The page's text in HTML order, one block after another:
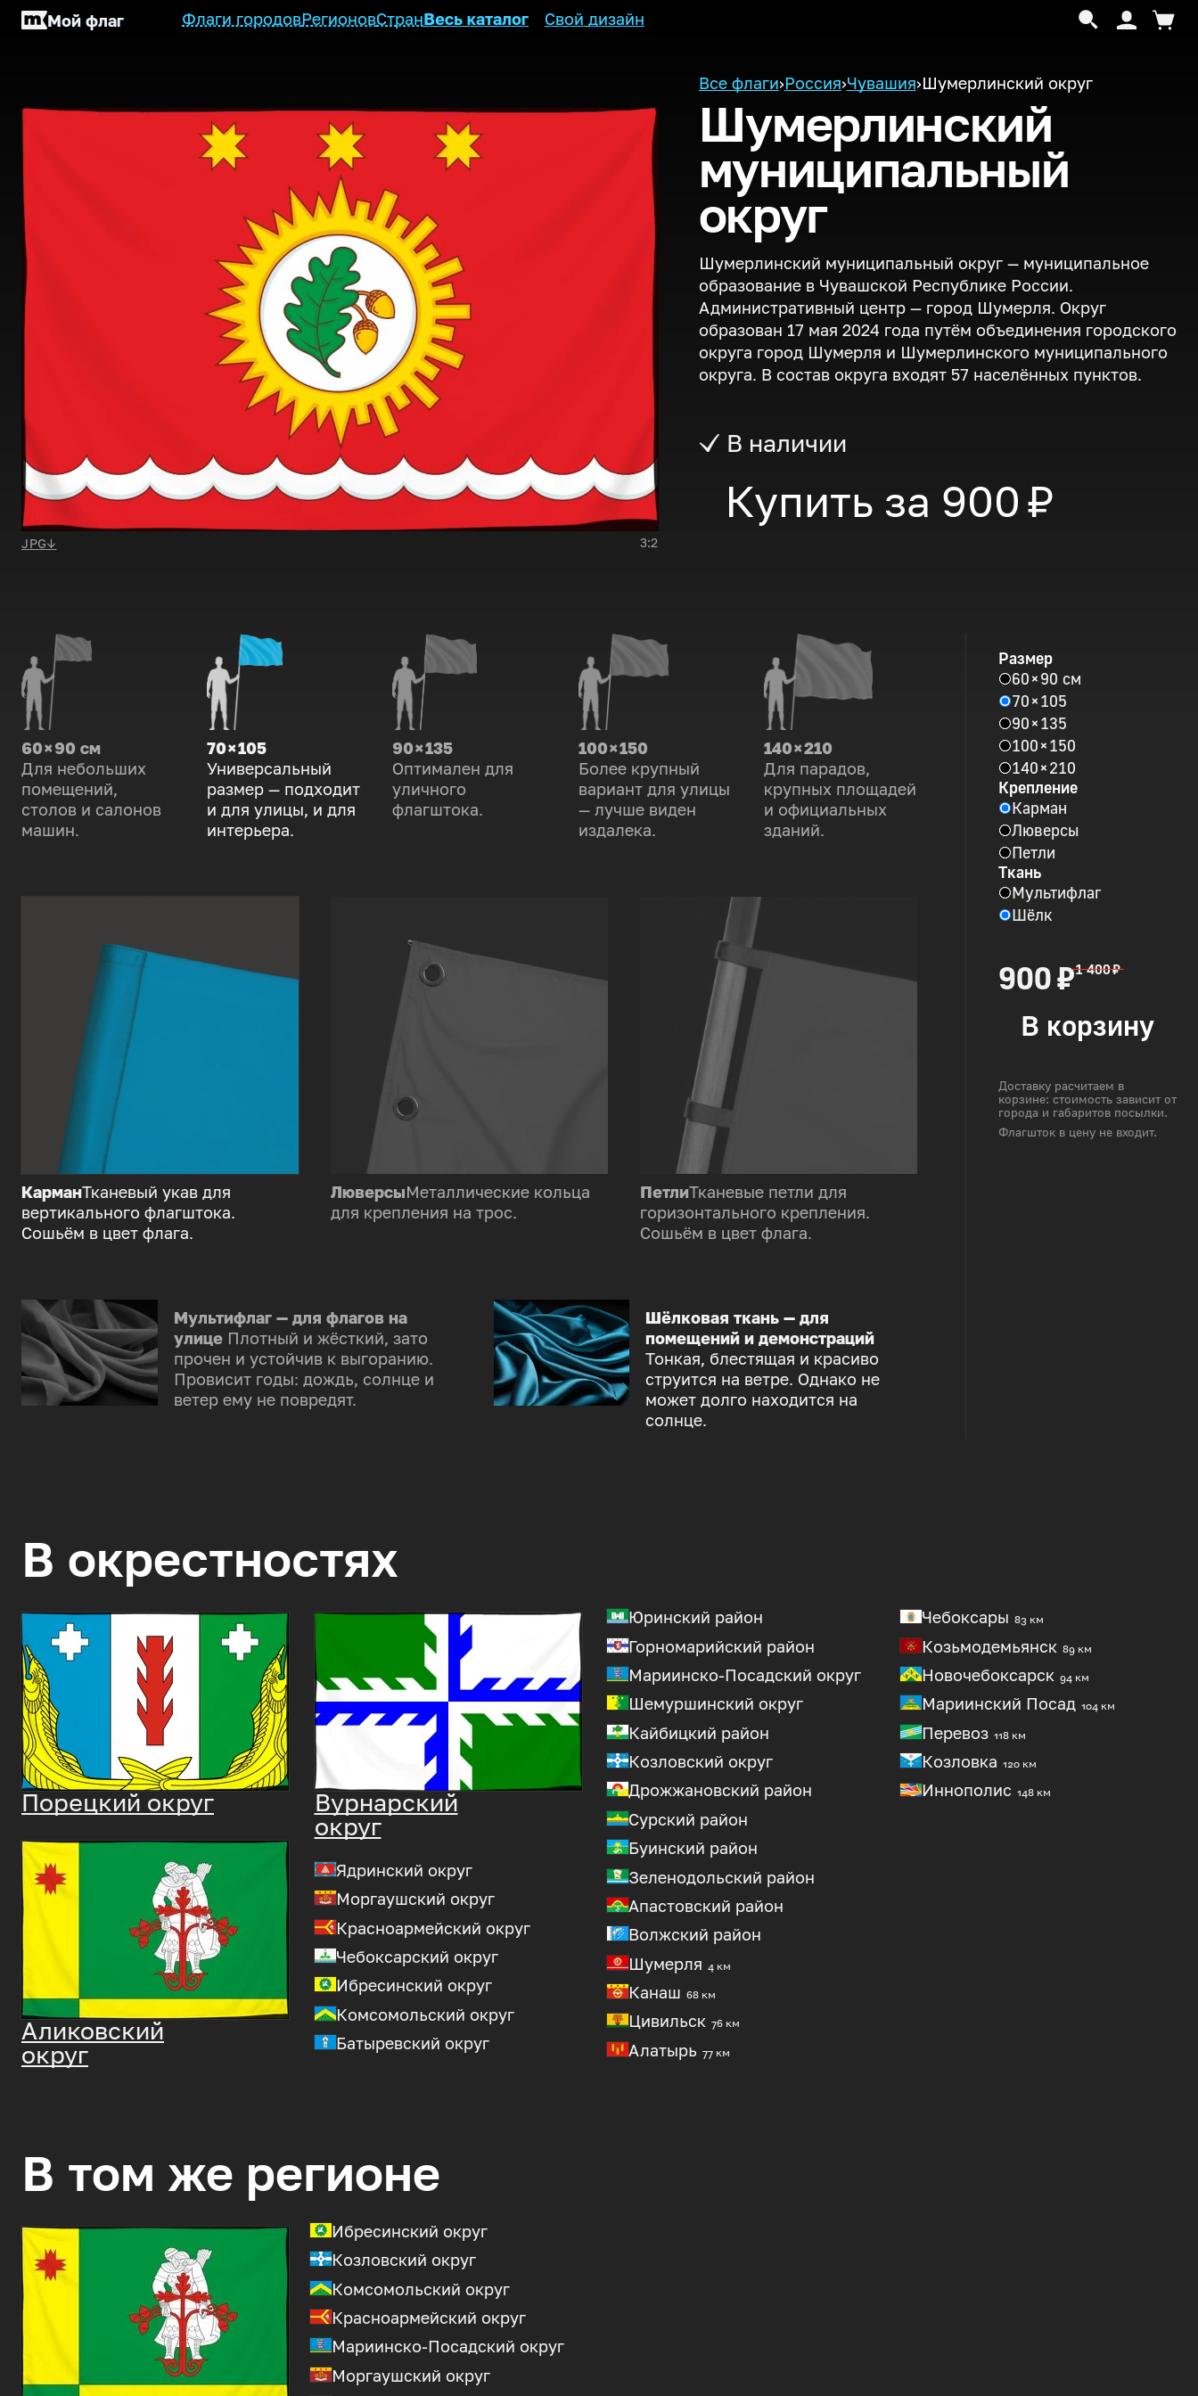
Мой флаг Флаги городовРегионовСтранВесь каталог Свой дизайн
Все флаги›Россия›Чувашия›Шумерлинский округ
JPG↓ 3:2
Шумерлинский
муниципальный
округ
Шумерлинский муниципальный округ — муниципальное
образование в Чувашской Республике России.
Административный центр — город Шумерля. Округ
образован 17 мая 2024 года путём объединения городского
округа город Шумерля и Шумерлинского муниципального
округа. В состав округа входят 57 населённых пунктов.
В наличии
Купить за 900 ₽
60 × 90 см
Для небольших
помещений,
столов и салонов
машин.
70 × 105
Универсальный
размер — подходит
и для улицы, и для
интерьера.
90 × 135
Оптимален для
уличного
флагштока.
100 × 150
Более крупный
вариант для улицы
— лучше виден
издалека.
140 × 210
Для парадов,
крупных площадей
и официальных
зданий.
КарманТканевый укав для
вертикального флагштока.
Сошьём в цвет флага.
ЛюверсыМеталлические кольца
для крепления на трос.
ПетлиТканевые петли для
горизонтального крепления.
Сошьём в цвет флага.
Мультифлаг — для флагов на
улицеПлотный и жёсткий, зато
прочен и устойчив к выгоранию.
Провисит годы: дождь, солнце и
ветер ему не повредят.
Шёлковая ткань — для
помещений и демонстраций
Тонкая, блестящая и красиво
струится на ветре. Однако не
может долго находится на
солнце.
Размер
60 × 90 см
70 × 105
90 × 135
100 × 150
140 × 210
Крепление
Карман
Люверсы
Петли
Ткань
Мультифлаг
Шёлк
900 ₽1 400 ₽
В корзину
Доставку расчитаем в
корзине: стоимость зависит от
города и габаритов посылки.
Флагшток в цену не входит.
В окрестностях
Порецкий округ
Аликовский
округ
Вурнарский
округ
Ядринский округ
Моргаушский округ
Красноармейский округ
Чебоксарский округ
Ибресинский округ
Комсомольский округ
Батыревский округ
Юринский район
Горномарийский район
Мариинско-Посадский округ
Шемуршинский округ
Кайбицкий район
Козловский округ
Дрожжановский район
Сурский район
Буинский район
Зеленодольский район
Апастовский район
Волжский район
Шумерля 4 км
Канаш 68 км
Цивильск 76 км
Алатырь 77 км
Чебоксары 83 км
Козьмодемьянск 89 км
Новочебоксарск 94 км
Мариинский Посад 104 км
Перевоз 118 км
Козловка 120 км
Иннополис 148 км
В том же регионе
Ибресинский округ
Козловский округ
Комсомольский округ
Красноармейский округ
Мариинско-Посадский округ
Моргаушский округ